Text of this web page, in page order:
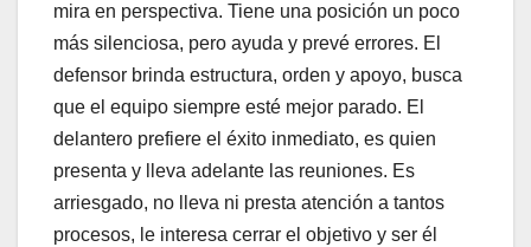
mira en perspectiva. Tiene una posición un poco
más silenciosa, pero ayuda y prevé errores. El
defensor brinda estructura, orden y apoyo, busca
que el equipo siempre esté mejor parado. El
delantero prefiere el éxito inmediato, es quien
presenta y lleva adelante las reuniones. Es
arriesgado, no lleva ni presta atención a tantos
procesos, le interesa cerrar el objetivo y ser él